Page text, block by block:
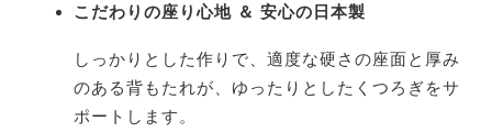
こだわりの座り心地 ＆ 安心の日本製
しっかりとした作りで、適度な硬さの座面と厚み
のある背もたれが、ゆったりとしたくつろぎをサ
ポートします。